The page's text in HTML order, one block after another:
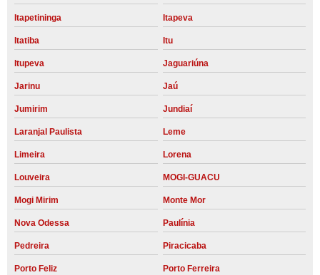
Itapetininga Itapeva
Itatiba Itu
Itupeva Jaguariúna
Jarinu Jaú
Jumirim Jundiaí
Laranjal Paulista Leme
Limeira Lorena
Louveira MOGI-GUACU
Mogi Mirim Monte Mor
Nova Odessa Paulínia
Pedreira Piracicaba
Porto Feliz Porto Ferreira